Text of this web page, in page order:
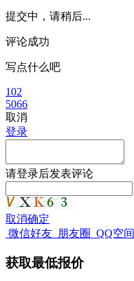
提交中，请稍后...
评论成功
写点什么吧
102
5066
取消
登录
请登录后发表评论
取消确定
微信好友 朋友圈 QQ空间
获取最低报价